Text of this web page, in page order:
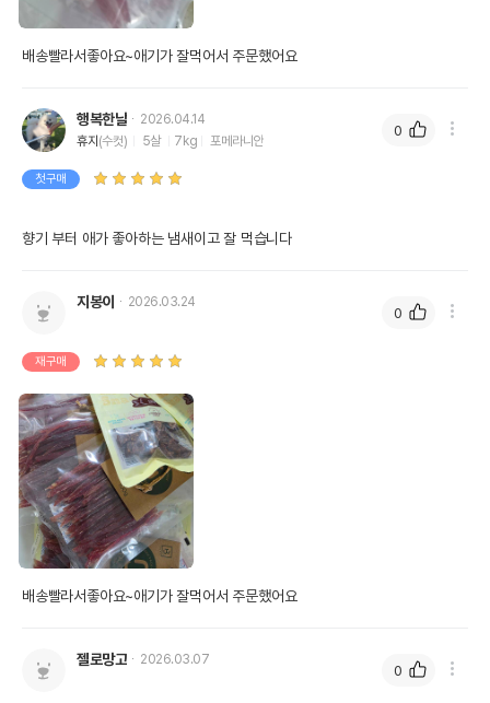
배송빨라서좋아요~애기가 잘먹어서 주문했어요
행복한날
2026.04.14
휴지 (수컷) 5살 7kg 포메라니안
첫구매
향기 부터 애가 좋아하는 냄새이고 잘 먹습니다
0
지봉이 2026.03.24
재구매
배송빨라서좋아요~애기가 잘먹어서 주문했어요
0
젤로망고 2026.03.07
0